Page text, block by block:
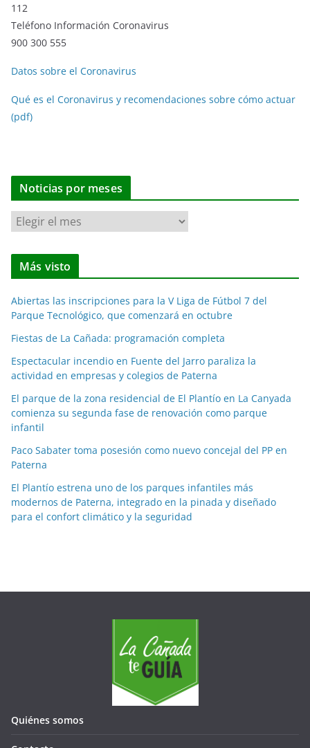
112
Teléfono Información Coronavirus
900 300 555
Datos sobre el Coronavirus
Qué es el Coronavirus y recomendaciones sobre cómo actuar
(pdf)
Noticias por meses
N
o
t
i
a
s
p
o
m
e
e
Más visto
Abiertas las inscripciones para la V Liga de Fútbol 7 del
Parque Tecnológico, que comenzará en octubre
Fiestas de La Cañada: programación completa
Espectacular incendio en Fuente del Jarro paraliza la
actividad en empresas y colegios de Paterna
El parque de la zona residencial de El Plantío en La Canyada
comienza su segunda fase de renovación como parque
infantil
Paco Sabater toma posesión como nuevo concejal del PP en
Paterna
El Plantío estrena uno de los parques infantiles más
modernos de Paterna, integrado en la pinada y diseñado
para el confort climático y la seguridad
Quiénes somos